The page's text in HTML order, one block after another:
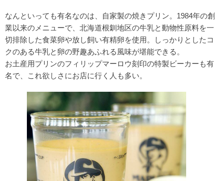
なんといっても有名なのは、自家製の焼きプリン。1984年の創
業以来のメニューで、北海道根釧地区の牛乳と動物性原料を一
切排除した食菜卵や放し飼い有精卵を使用。しっかりとしたコ
クのある牛乳と卵の野趣あふれる風味が堪能できる。
お土産用プリンのフィリップマーロウ刻印の特製ビーカーも有
名で、これ欲しさにお店に行く人も多い。